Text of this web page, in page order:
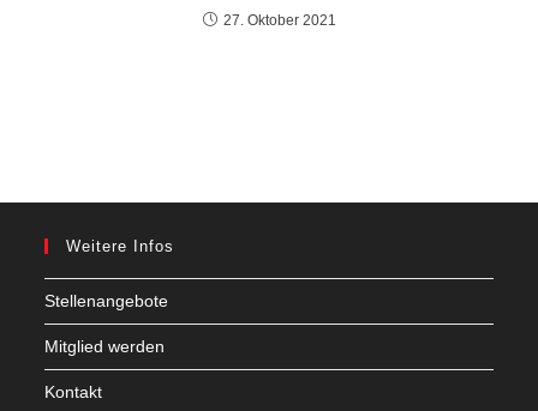
27. Oktober 2021
Weitere Infos
Stellenangebote
Mitglied werden
Kontakt